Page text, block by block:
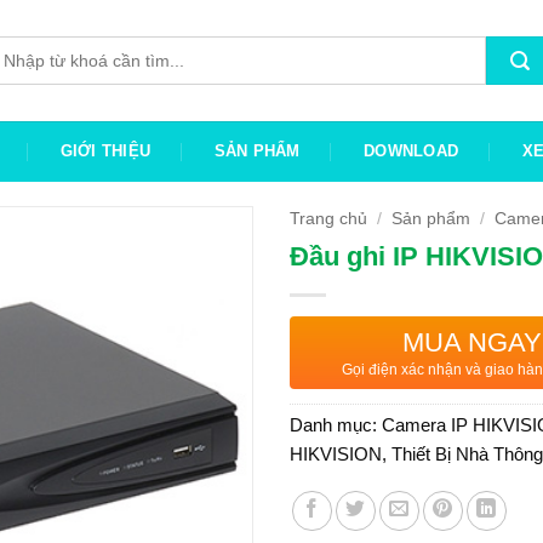
GIỚI THIỆU SẢN PHẨM DOWNLOAD
Trang chủ / Sản phẩm /
Đầu ghi IP
MUA NGAY
Gọi điện xác nhận và giao
Danh mục: Camera IP
HIKVISION, Thiết Bị Nhà